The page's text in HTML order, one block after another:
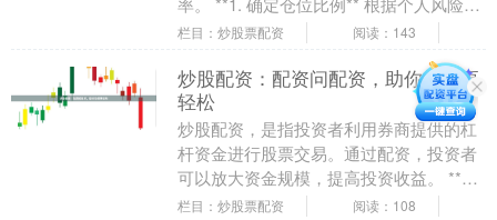
受能力和资金量，确定合理的仓位比例。
栏目：炒股票配资 阅读：143
炒股配资：配资问配资，助你投资更
轻松
炒股配资，是指投资者利用券商提供的杠
杆资金进行股票交易。通过配资，投资者
可以放大资金规模，提高投资收益。 **配
资问配资** 在进行配资之前，投资者需要
栏目：炒股票配资 阅读：108